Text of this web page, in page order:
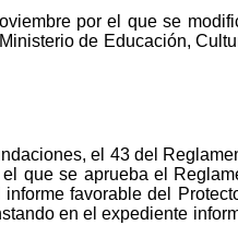
por el que se
de Educación,
el 43 del
que se aprueba el
favorable del
en el expediente